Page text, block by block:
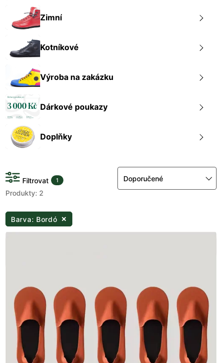
Zimní
Kotníkové
Výroba na zakázku
Dárkové poukazy
Doplňky
Filtrovat 1
Produkty: 2
Doporučené
Barva: Bordó